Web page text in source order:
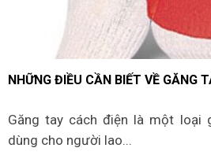
NHỮNG ĐIỀU CẦN BIẾT VỀ GĂNG
Găng tay cách điện là một loại
dùng cho người lao...